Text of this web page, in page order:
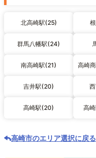
北高崎駅(25)
群馬八幡駅(24)
南高崎駅(21) 高崎
吉井駅(20)
高崎駅(20) 高
高崎市のエリア選択に戻る